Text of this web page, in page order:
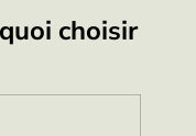
choisir